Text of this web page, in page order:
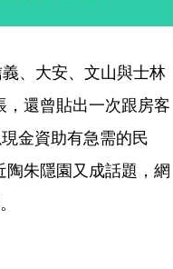
、大安、文山與士林
還曾貼出一次跟房客
金資助有急需的民
朱隱園又成話題，網